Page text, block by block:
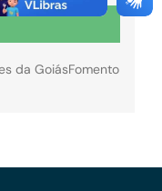
da GoiásFomento